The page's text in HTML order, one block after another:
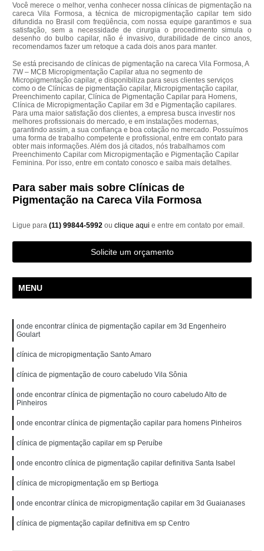
Você merece o melhor, venha conhecer nossa clínicas de pigmentação na
careca Vila Formosa, a técnica de micropigmentação capilar tem sido
difundida no Brasil com freqüência, com nossa equipe garantimos e sua
satisfação, sem a necessidade de cirurgia o procedimento simula o
desenho do bulbo capilar, não é invasivo, durabilidade de cinco anos,
recomendamos fazer um retoque a cada dois anos para manter.
Se está precisando de clínicas de pigmentação na careca Vila Formosa, A
7W – MCB Micropigmentação Capilar atua no segmento de
Micropigmentação capilar, e disponibiliza para seus clientes serviços
como o de Clínicas de pigmentação capilar, Micropigmentação capilar,
Preenchimento capilar, Clínica de Pigmentação Capilar para Homens,
Clínica de Micropigmentação Capilar em 3d e Pigmentação capilares.
Para uma maior satisfação dos clientes, a empresa busca investir nos
melhores profissionais do mercado, e em instalações modernas,
garantindo assim, a sua confiança e boa cotação no mercado. Possuímos
uma forma de trabalho competente e profissional, entre em contato para
obter mais informações. Além dos já citados, nós trabalhamos com
Preenchimento Capilar com Micropigmentação e Pigmentação Capilar
Feminina. Por isso, entre em contato conosco e saiba mais detalhes.
Para saber mais sobre Clínicas de
Pigmentação na Careca Vila Formosa
Ligue para(11) 99844-5992ouclique aqui e entre em contato por email.
Solicite um orçamento
MENU
onde encontrar clínica de pigmentação capilar em 3d Engenheiro
Goulart
clínica de micropigmentação Santo Amaro
clínica de pigmentação de couro cabeludo Vila Sônia
onde encontrar clínica de pigmentação no couro cabeludo Alto de
Pinheiros
onde encontrar clínica de pigmentação capilar para homens Pinheiros
clínica de pigmentação capilar em sp Peruíbe
onde encontro clínica de pigmentação capilar definitiva Santa Isabel
clínica de micropigmentação em sp Bertioga
onde encontrar clínica de micropigmentação capilar em 3d Guaianases
clínica de pigmentação capilar definitiva em sp Centro